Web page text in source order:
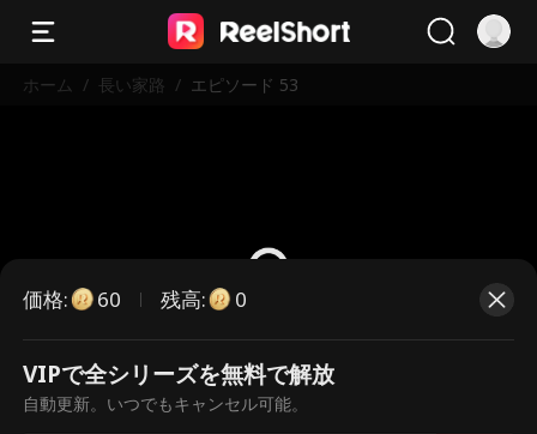
ホーム / 長い家路 / エピソード 53
こちらは有料のエピソードです。視
聴いただくには解放が必要です。
価格: 60 残高: 0
VIPで全シリーズを無料で解放
自動更新。いつでもキャンセル可能。